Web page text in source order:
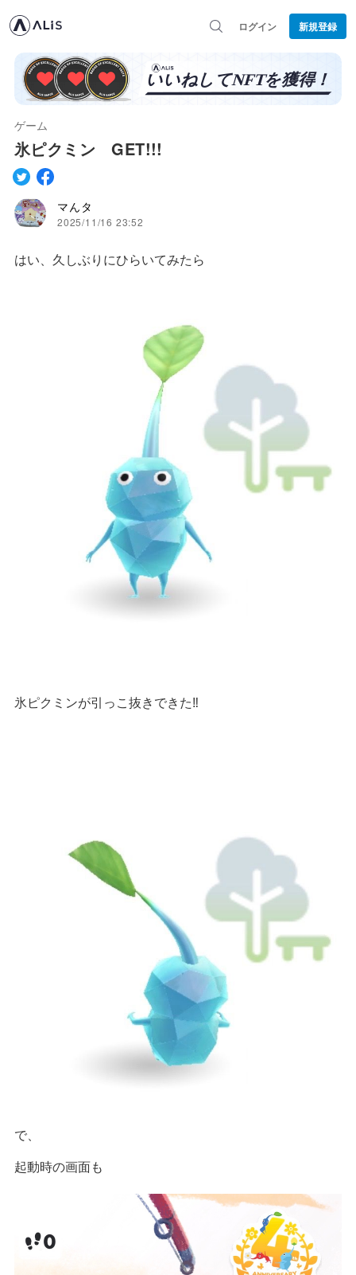
ログイン 新規登録
ゲーム
氷ピクミン GET!!!
マんタ
2025/11/16 23:52
はい、久しぶりにひらいてみたら
氷ピクミンが引っこ抜きできた‼️
で、
起動時の画面も